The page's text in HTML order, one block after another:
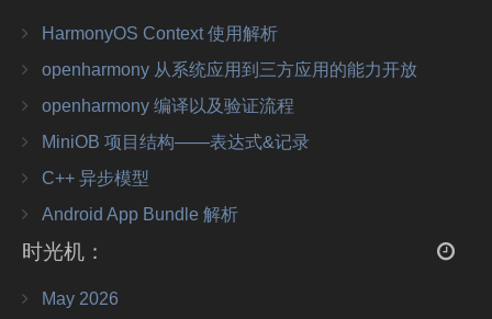
HarmonyOS Context 使用解析
openharmony 从系统应用到三方应用的能力开放
openharmony 编译以及验证流程
MiniOB 项目结构——表达式&记录
C++ 异步模型
Android App Bundle 解析
时光机：
May 2026